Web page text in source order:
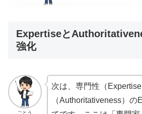
Expertiseと
強化
ごとう
次は、専門性（
（Authoritativeness）の